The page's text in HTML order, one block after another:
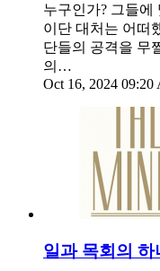
누구인가? 그들에
이단 대처는 어떠
단들의 공격을 무
의…
Oct 16, 2024
일과 목회의 하